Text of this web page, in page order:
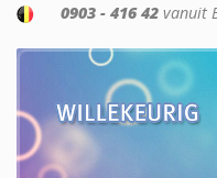
0903 - 416 42 vanuit